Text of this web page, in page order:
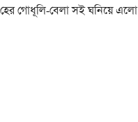
হের গোধূলি-বেলা সই ঘনিয়ে এলো